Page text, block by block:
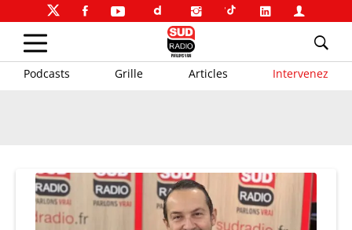
Podcasts Grille Articles Intervenez